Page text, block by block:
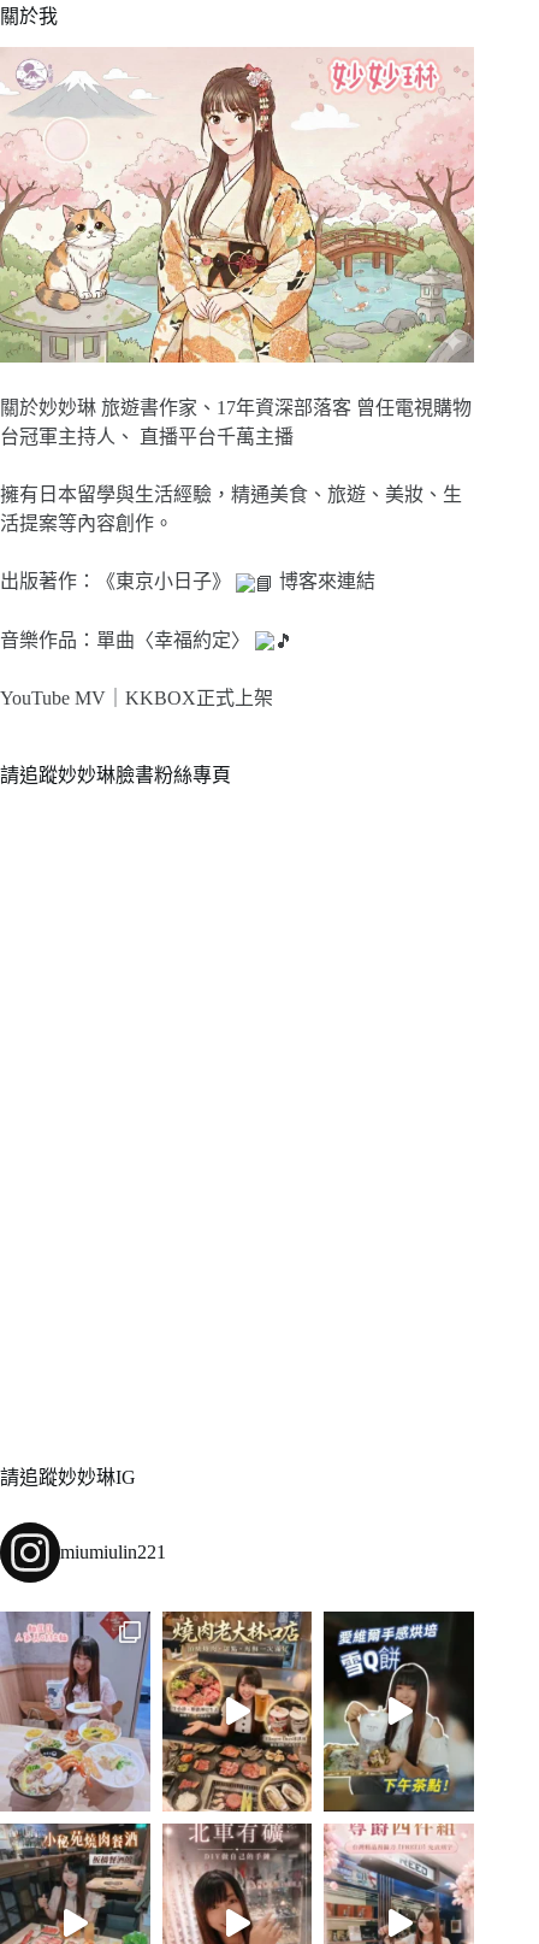
關於我
關於妙妙琳 旅遊書作家、17年資深部落客 曾任電視購物
台冠軍主持人、 直播平台千萬主播
擁有日本留學與生活經驗，精通美食、旅遊、美妝、生
活提案等內容創作。
出版著作：《東京小日子》 博客來連結
音樂作品：單曲〈幸福約定〉
YouTube MV｜ KKBOX正式上架
請追蹤妙妙琳臉書粉絲專頁
請追蹤妙妙琳IG
miumiulin221